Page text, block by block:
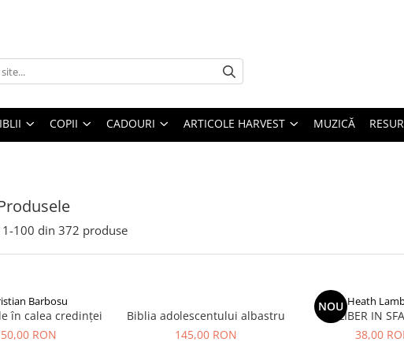
COPII CADOURI ARTICOLE HARVEST MUZICĂ
1-100 din 372 produse
Barbosu
în calea credinței
50,00 RON
Biblia adolescentului albastru
145,00 RON
NOU Heath
LIBER IN
38,00